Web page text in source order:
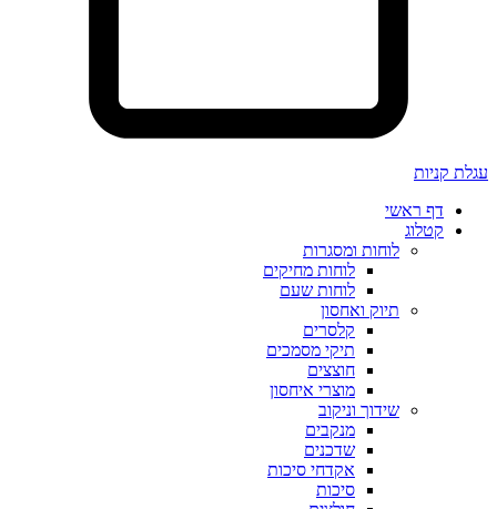
עגלת קניות
דף ראשי
קטלוג
לוחות ומסגרות
לוחות מחיקים
לוחות שעם
תיוק ואחסון
קלסרים
תיקי מסמכים
חוצצים
מוצרי איחסון
שידוך וניקוב
מנקבים
שדכנים
אקדחי סיכות
סיכות